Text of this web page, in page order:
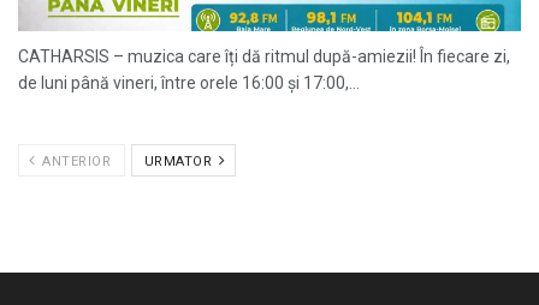
CATHARSIS – muzica care îți dă ritmul după-amiezii! În fiecare zi,
de luni până vineri, între orele 16:00 și 17:00,...
ANTERIOR URMATOR